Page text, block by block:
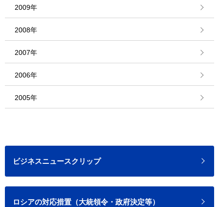
2009年
2008年
2007年
2006年
2005年
ビジネスニュースクリップ
ロシアの対応措置（大統領令・政府決定等）